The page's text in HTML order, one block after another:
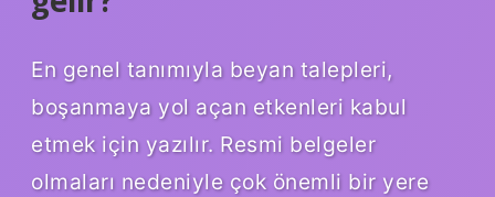
En genel tanımıyla beyan talepleri,
boşanmaya yol açan etkenleri kabul
etmek için yazılır. Resmi belgeler
olmaları nedeniyle çok önemli bir yere